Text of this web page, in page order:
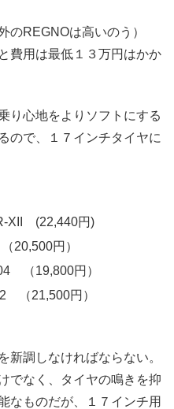
のREGNOは高いのう）
費用は最低１３万円はかか
り心地をよりソフトにする
ので、１７インチタイヤに
XII (22,440円)
20,500円）
（19,800円）
（21,500円）
新調しなければならない。
でなく、タイヤの鳴きを抑
なものだが、１７インチ用